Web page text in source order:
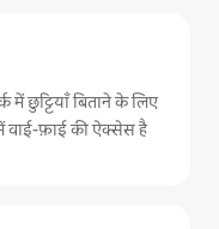
में छुट्टियाँ बिताने के लिए
वाई-फ़ाई की ऐक्सेस है